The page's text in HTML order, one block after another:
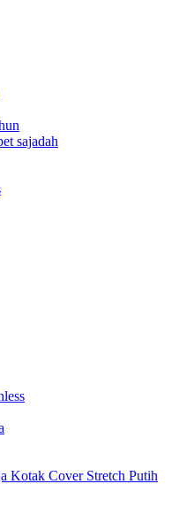
sajadah
Kotak Cover Stretch Putih